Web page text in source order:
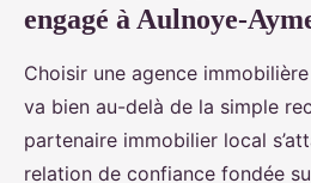
engagé à Aulnoye-
Choisir une agence
va bien au-delà de la simple
partenaire immobilier local
relation de confiance fondée